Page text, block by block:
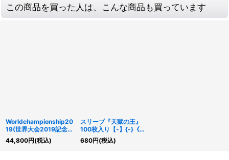
この商品を買った人は、こんな商品も買っています
Worldchampionship20
19(世界大会2019記念プ
ロモ)【-】{-}《その
他》
44,800円(税込)
スリーブ『天獄の王』
100枚入り【-】{-}《ス
リーブ》
680円(税込)